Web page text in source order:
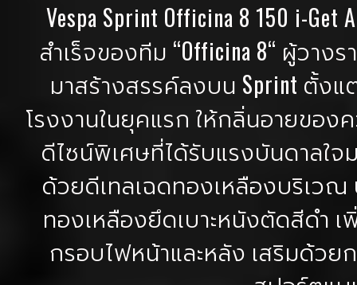
Vespa Sprint Officina 8 150 i-
สำเร็จของทีม “Officina 8“ ผู้วา
มาสร้างสรรค์ลงบน Sprint ตั้ง
โรงงานในยุคแรก ให้กลิ่นอายขอ
ดีไซน์พิเศษที่ได้รับแรงบันดาลใจ
ด้วยดีเทลเฉดทองเหลืองบริเว
ทองเหลืองยึดเบาะหนังตัดสีดำ
กรอบไฟหน้าและหลัง เสริมด้ว